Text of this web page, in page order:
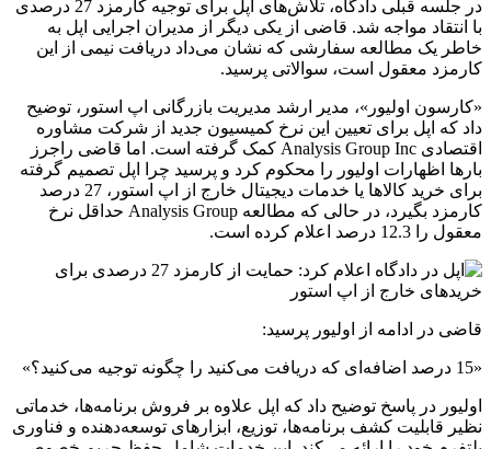
در جلسه قبلی دادگاه، تلاش‌های اپل برای توجیه کارمزد 27 درصدی
با انتقاد مواجه شد. قاضی از یکی دیگر از مدیران اجرایی اپل به
خاطر یک مطالعه سفارشی که نشان می‌داد دریافت نیمی از این
کارمزد معقول است، سوالاتی پرسید.
«کارسون اولیور»، مدیر ارشد مدیریت بازرگانی اپ استور، توضیح
داد که اپل برای تعیین این نرخ کمیسیون جدید از شرکت مشاوره
اقتصادی Analysis Group Inc کمک گرفته است. اما قاضی راجرز
بارها اظهارات اولیور را محکوم کرد و پرسید چرا اپل تصمیم گرفته
برای خرید کالاها یا خدمات دیجیتال خارج از اپ استور، 27 درصد
کارمزد بگیرد، در حالی که مطالعه Analysis Group حداقل نرخ
معقول را 12.3 درصد اعلام کرده است.
قاضی در ادامه از اولیور پرسید:
«15 درصد اضافه‌ای که دریافت می‌کنید را چگونه توجیه می‌کنید؟»
اولیور در پاسخ توضیح داد که اپل علاوه بر فروش برنامه‌ها، خدماتی
نظیر قابلیت کشف برنامه‌ها، توزیع، ابزارهای توسعه‌دهنده و فناوری